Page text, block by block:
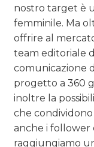
nostro target è
femminile. Ma
offrire al
team editoriale
comunicazione
progetto a 360
inoltre la
che condividono
anche i follower
raggiungiamo